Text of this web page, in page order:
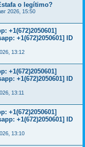
o legítimo?
2026, 15:50
+1(672)2050601]
+1(672)2050601] ID
13:12
+1(672)2050601]
+1(672)2050601] ID
13:11
+1(672)2050601]
+1(672)2050601] ID
13:10